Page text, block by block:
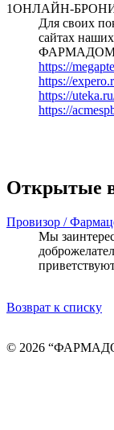
1ОНЛАЙН-
Для своих
сайтах
ФАРМАДОМ
https://
https://
https://
https://
Открытые
Провизор /
Мы
Возврат к списку
© 2026